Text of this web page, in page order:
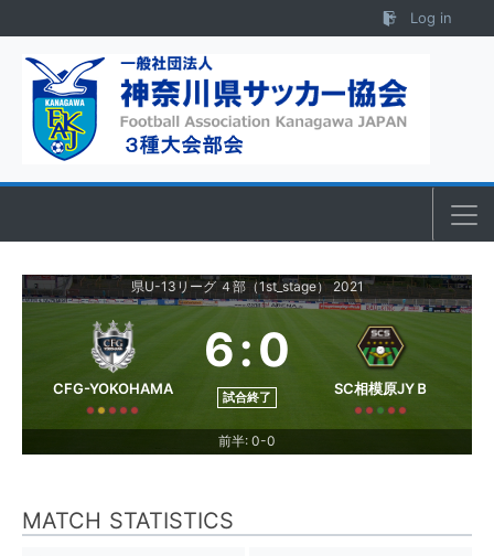
Log in
県U-13リーグ ４部（1st_stage） 2021
CFG-YOKOHAMA
6:0
試合終了 SC相模原JYＢ
前半: 0-0
MATCH STATISTICS